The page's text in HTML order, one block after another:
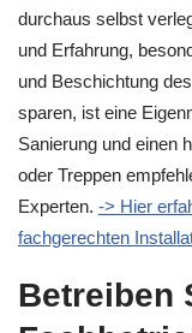
durchaus selbst
und Erfahrung,
und Beschichtung
sparen, ist eine
Sanierung und einen
oder Treppen
Experten. -> Hier
fachgerechten
Betreiben